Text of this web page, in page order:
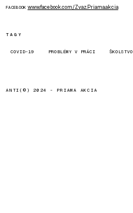
FACEBOOK www.facebook.com/Zvaz.Priama.akcia
TAGY
COVID-19 PROBLÉMY V PRÁCI ŠKOLSTVO
ANTI(©) 2024 - PRIAMA AKCIA